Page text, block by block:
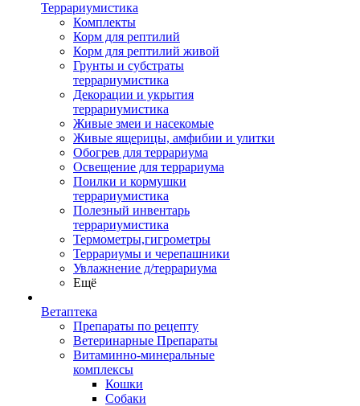
Террариумистика
Комплекты
Корм для рептилий
Корм для рептилий живой
Грунты и субстраты
террариумистика
Декорации и укрытия
террариумистика
Живые змеи и насекомые
Живые ящерицы, амфибии и улитки
Обогрев для террариума
Освещение для террариума
Поилки и кормушки
террариумистика
Полезный инвентарь
террариумистика
Термометры,гигрометры
Террариумы и черепашники
Увлажнение д/террариума
Ещё
Ветаптека
Препараты по рецепту
Ветеринарные Препараты
Витаминно-минеральные
комплексы
Кошки
Собаки